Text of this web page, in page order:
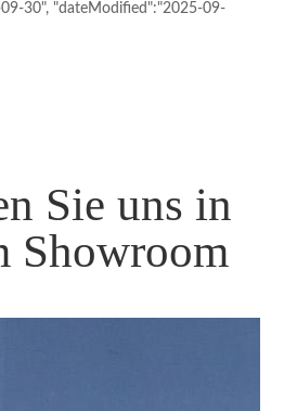
30", "dateModified":"2025-09-
Sie uns in
Showroom